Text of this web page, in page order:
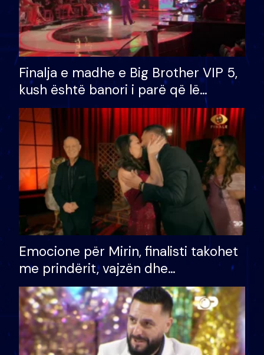
Finalja e madhe e Big Brother VIP 5,
kush është banori i parë që lë
shtëpinë dhe humb mundësinë për
të fituar çmimin e madh
Emocione për Mirin, finalisti takohet
me prindërit, vajzën dhe
bashkëshorten: S’kemi ndonjë letër
divorci apo jo?